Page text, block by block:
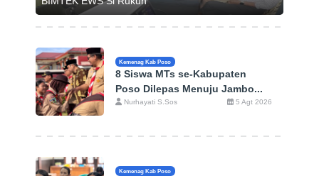
Kemenag Kab Poso
8 Siswa MTs se-Kabupaten
Poso Dilepas Menuju Jambo...
Nurhayati S.Sos 5 Agt 2026
Kemenag Kab Poso